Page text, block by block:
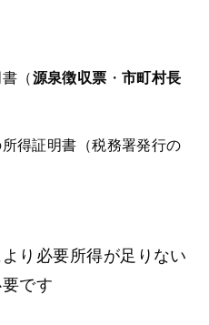
（源泉徴収票 ・ 市町村長
得証明書（税務署発行の
り必要所得が足りない
です